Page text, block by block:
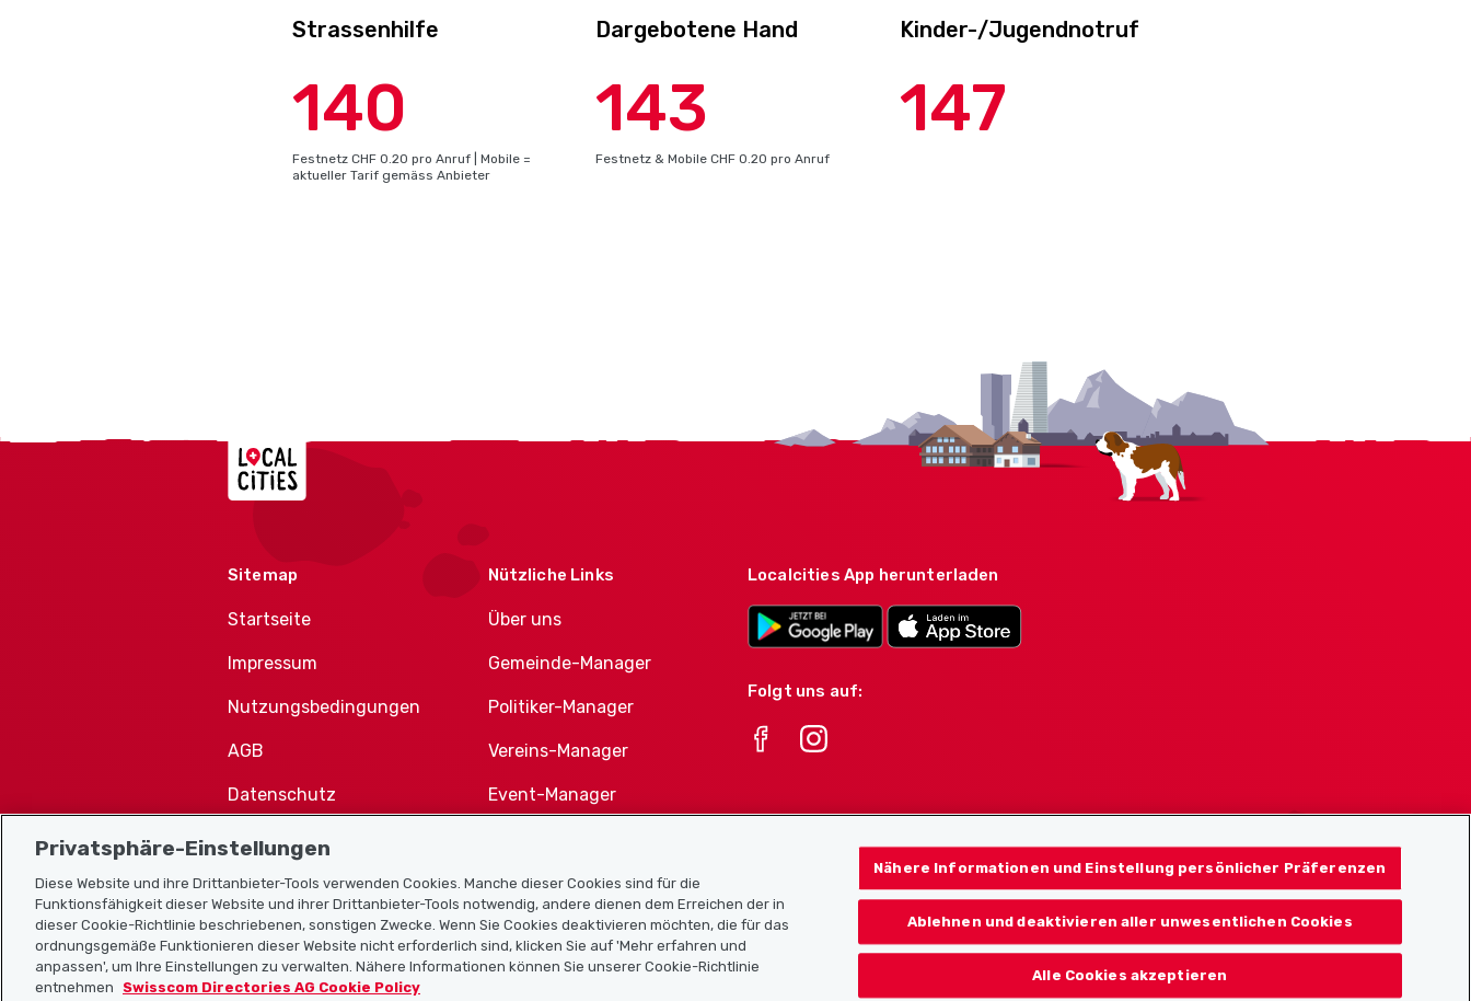
Strassenhilfe
140
Festnetz CHF 0.20 pro Anruf | Mobile =
aktueller Tarif gemäss Anbieter
Dargebotene Hand
143
Festnetz & Mobile CHF 0.20 pro Anruf
Kinder-/Jugendnotruf
147
Localcities
Sitemap
Startseite
Impressum
Nutzungsbedingungen
AGB
Datenschutz
Cookie-Richtlinie
Nützliche Links
Über uns
Gemeinde-Manager
Politiker-Manager
Vereins-Manager
Event-Manager
Vereine-Produktportfolio
Localcities App herunterladen
Folgt uns auf:
Privatsphäre-Einstellungen
Diese Website und ihre Drittanbieter-Tools verwenden Cookies. Manche dieser Cookies sind für die
Funktionsfähigkeit dieser Website und ihrer Drittanbieter-Tools notwendig, andere dienen dem Erreichen der in
dieser Cookie-Richtlinie beschriebenen, sonstigen Zwecke. Wenn Sie Cookies deaktivieren möchten, die für das
ordnungsgemäße Funktionieren dieser Website nicht erforderlich sind, klicken Sie auf 'Mehr erfahren und
anpassen', um Ihre Einstellungen zu verwalten. Nähere Informationen können Sie unserer Cookie-Richtlinie
entnehmen Swisscom Directories AG Cookie Policy
Nähere Informationen und Einstellung persönlicher Präferenzen
Ablehnen und deaktivieren aller unwesentlichen Cookies
Alle Cookies akzeptieren